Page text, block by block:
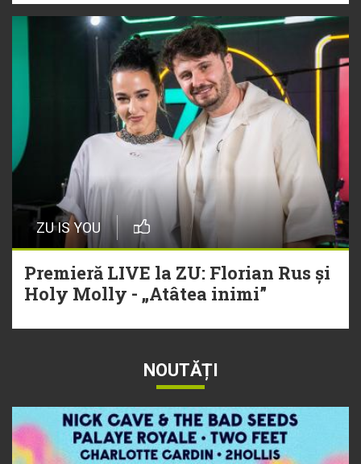
ZU IS YOU
Premieră LIVE la ZU: Florian Rus și
Holy Molly - „Atâtea inimi”
NOUTĂȚI